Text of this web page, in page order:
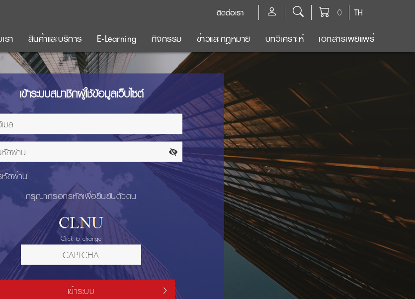
TH
0
ติดต่อเรา
รา สินค้าและบริการ E-Learning กิจกรรม ข่าวและกฎหมาย บทวิเคราะห์ เอกสารเผยแพร่
เข้าระบบสมาชิกผู้ใช้ข้อมูลเว็บไซต์
สผ่าน
กรุณากรอกรหัสเพื่อยืนยันตัวตน
Click to change
เข้าระบบ